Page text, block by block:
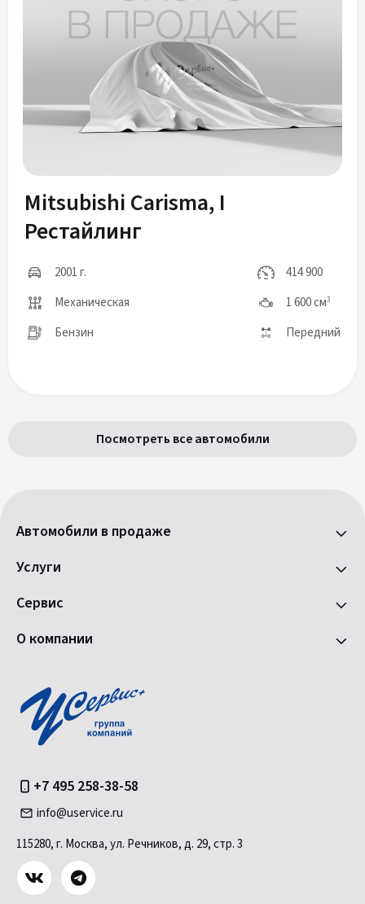
Mitsubishi Carisma, I
Рестайлинг
2001 г.
414 900
Механическая
1 600 см3
Бензин Передний
Посмотреть все автомобили
Автомобили в продаже
Услуги
Сервис
О компании
+7 495 258-38-58
info@uservice.ru
115280, г. Москва, ул. Речников, д. 29, стр. 3